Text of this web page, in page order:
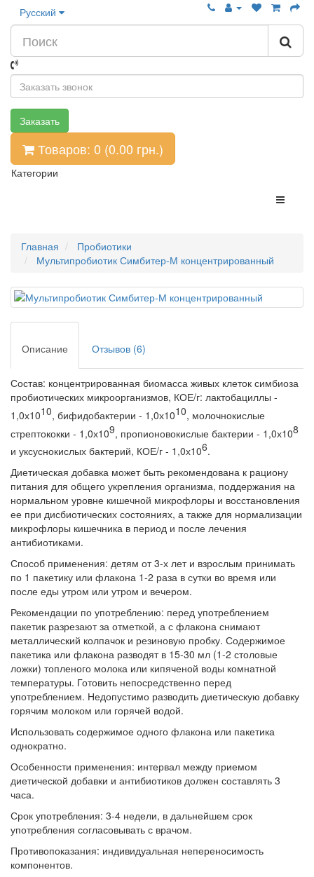
Русский
Заказать
Товаров: 0 (0.00 грн.)
Категории
Главная
Пробиотики
Мультипробиотик Симбитер-М концентрированный
Описание Отзывов (6)
Состав: концентрированная биомасса живых клеток симбиоза
пробиотических микроорганизмов, КОЕ/г: лактобациллы -
1,0х1010, бифидобактерии - 1,0х1010, молочнокислые
стрептококки - 1,0х109, пропионовокислые бактерии - 1,0х108
и уксуснокислых бактерий, КОЕ/г - 1,0х106.
Диетическая добавка может быть рекомендована к рациону
питания для общего укрепления организма, поддержания на
нормальном уровне кишечной микрофлоры и восстановления
ее при дисбиотических состояниях, а также для нормализации
микрофлоры кишечника в период и после лечения
антибиотиками.
Способ применения: детям от 3-х лет и взрослым принимать
по 1 пакетику или флакона 1-2 раза в сутки во время или
после еды утром или утром и вечером.
Рекомендации по употреблению: перед употреблением
пакетик разрезают за отметкой, а с флакона снимают
металлический колпачок и резиновую пробку. Содержимое
пакетика или флакона разводят в 15-30 мл (1-2 столовые
ложки) топленого молока или кипяченой воды комнатной
температуры. Готовить непосредственно перед
употреблением. Недопустимо разводить диетическую добавку
горячим молоком или горячей водой.
Использовать содержимое одного флакона или пакетика
однократно.
Особенности применения: интервал между приемом
диетической добавки и антибиотиков должен составлять 3
часа.
Срок употребления: 3-4 недели, в дальнейшем срок
употребления согласовывать с врачом.
Противопоказания: индивидуальная непереносимость
компонентов.